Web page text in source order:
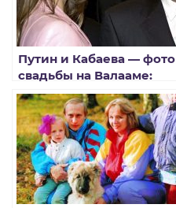
Путин и Кабаева — фото
свадьбы на Валааме:
последние новости